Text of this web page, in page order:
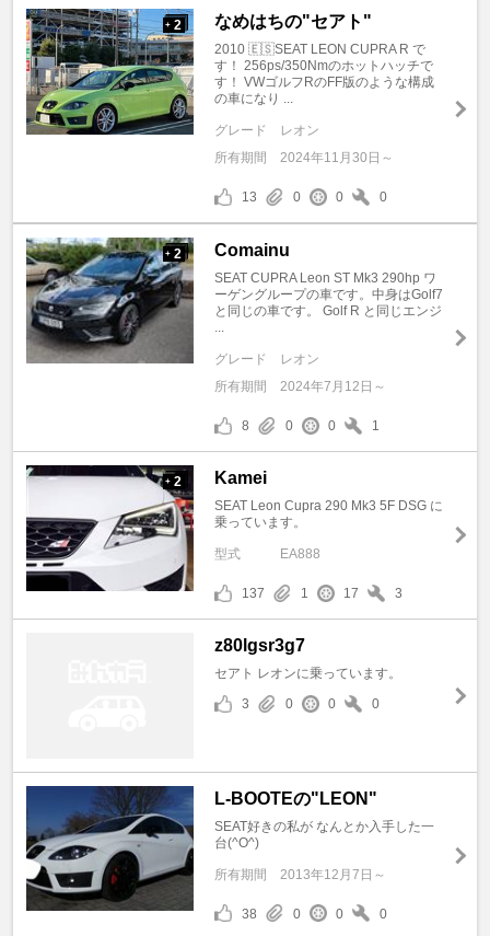
+ 2 なめはちの"セアト"
2010 🇪🇸SEAT LEON CUPRA R で
す！ 256ps/350Nmのホットハッチで
す！ VWゴルフRのFF版のような構成
の車になり ...
グレード
レオン
所有期間
2024年11月30日～
13 0 0 0
+ 2 Comainu
SEAT CUPRA Leon ST Mk3 290hp ワ
ーゲングループの車です。中身はGolf7
と同じの車です。 Golf R と同じエンジ
...
グレード
レオン
所有期間
2024年7月12日～
8 0 0 1
+ 2 Kamei
SEAT Leon Cupra 290 Mk3 5F DSG に
乗っています。
型式 EA888
137 1 17 3
z80lgsr3g7
セアト レオンに乗っています。
3
0 0 0
L-BOOTEの"LEON"
SEAT好きの私が なんとか入手した一
台(^O^)
所有期間 2013年12月7日～
38 0 0 0